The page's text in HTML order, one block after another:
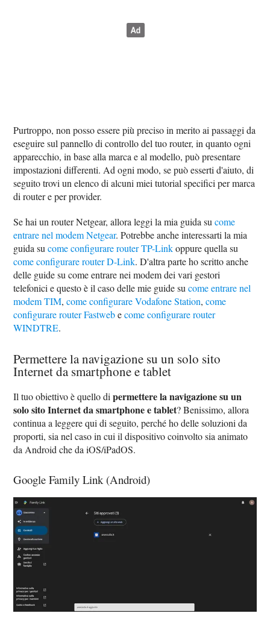
Purtroppo, non posso essere più preciso in merito ai passaggi da
eseguire sul pannello di controllo del tuo router, in quanto ogni
apparecchio, in base alla marca e al modello, può presentare
impostazioni differenti. Ad ogni modo, se può esserti d'aiuto, di
seguito trovi un elenco di alcuni miei tutorial specifici per marca
di router e per provider.
Se hai un router Netgear, allora leggi la mia guida sucome
entrare nel modem Netgear. Potrebbe anche interessarti la mia
guida sucome configurare router TP-Linkoppure quella su
come configurare router D-Link. D'altra parte ho scritto anche
delle guide su come entrare nei modem dei vari gestori
telefonici e questo è il caso delle mie guide sucome entrare nel
modem TIM,come configurare Vodafone Station,come
configurare router Fastwebecome configurare router
WINDTRE.
Permettere la navigazione su un solo sito
Internet da smartphone e tablet
Il tuo obiettivo è quello dipermettere la navigazione su un
solo sito Internet da smartphone e tablet? Benissimo, allora
continua a leggere qui di seguito, perché ho delle soluzioni da
proporti, sia nel caso in cui il dispositivo coinvolto sia animato
da Android che da iOS/iPadOS.
Google Family Link (Android)